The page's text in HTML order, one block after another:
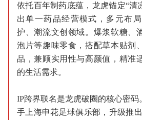
依托百年制药底蕴，龙虎锚定“清
出单一药品经营模式，多元布
护、潮流文创领域。爆浆软糖、
泡片等趣味零食，搭配草本贴剂
品，兼顾实用性与高颜值，精准
的生活需求。
IP跨界联名是龙虎破圈的核心密
手上海申花足球俱乐部，升级推